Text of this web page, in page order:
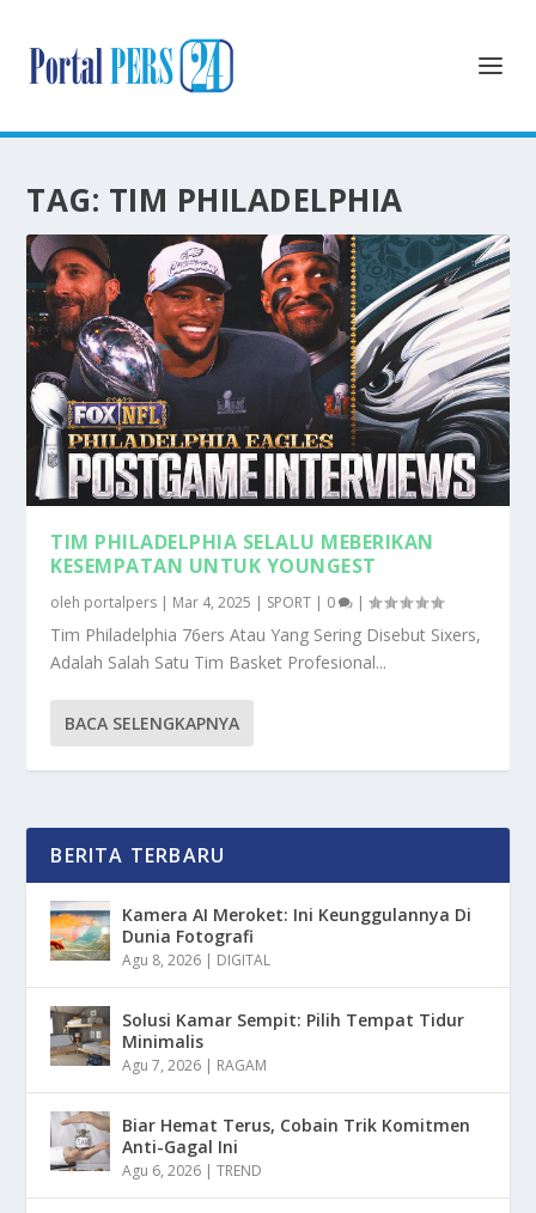
TAG: TIM PHILADELPHIA
TIM PHILADELPHIA SELALU MEBERIKAN
KESEMPATAN UNTUK YOUNGEST
oleh portalpers | Mar 4, 2025 | SPORT | 0 |
Tim Philadelphia 76ers Atau Yang Sering Disebut Sixers,
Adalah Salah Satu Tim Basket Profesional...
BACA SELENGKAPNYA
BERITA TERBARU
Kamera AI Meroket: Ini Keunggulannya Di
Dunia Fotografi
Agu 8, 2026 | DIGITAL
Solusi Kamar Sempit: Pilih Tempat Tidur
Minimalis
Agu 7, 2026 | RAGAM
Biar Hemat Terus, Cobain Trik Komitmen
Anti-Gagal Ini
Agu 6, 2026 |TREND